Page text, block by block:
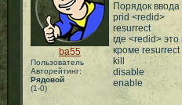
ba55
Пользователь
Авторейтинг:
Рядовой
(1-0)
Порядок
prid <redid>
resurrect
где <redid>
кроме
kill
disable
enable